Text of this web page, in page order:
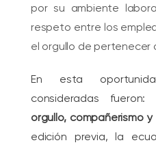
por su ambiente
respeto entre los
el orgullo de pertenecer
En esta
consideradas fueron:
orgullo, compañerismo
edición previa, la